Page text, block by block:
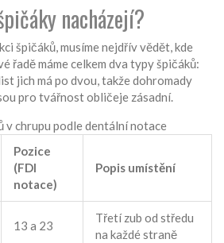
nacházejí?
špičáků, musíme nejdřív vědět, kde
řadě máme celkem dva typy špičáků:
jich má po dvou, takže dohromady
pro tvářnost obličeje zásadní.
v chrupu podle dentální notace
Pozice
(FDI
notace)
Popis umístění
13 a 23
Třetí zub od středu
na každé straně